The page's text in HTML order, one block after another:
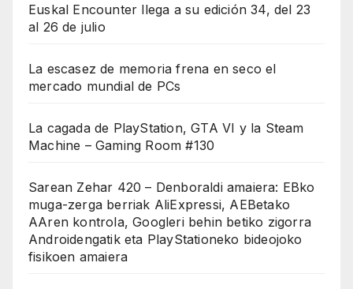
Euskal Encounter llega a su edición 34, del 23
al 26 de julio
La escasez de memoria frena en seco el
mercado mundial de PCs
La cagada de PlayStation, GTA VI y la Steam
Machine – Gaming Room #130
Sarean Zehar 420 – Denboraldi amaiera: EBko
muga-zerga berriak AliExpressi, AEBetako
AAren kontrola, Googleri behin betiko zigorra
Androidengatik eta PlayStationeko bideojoko
fisikoen amaiera